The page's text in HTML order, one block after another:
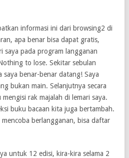
informasi ini dari browsing2 di
apa benar bisa dapat gratis,
saya pada program langganan
to lose. Sekitar sebulan
saya benar-benar datang! Saya
bukan main. Selanjutnya secara
rak majalah di lemari saya.
buku bacaan kita juga bertambah.
berlangganan, bisa daftar
untuk 12 edisi, kira-kira selama 2